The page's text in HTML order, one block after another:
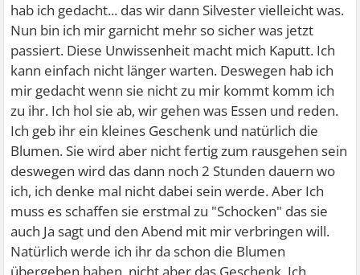
hab ich gedacht... das wir dann Silvester vielleicht was.
Nun bin ich mir garnicht mehr so sicher was jetzt
passiert. Diese Unwissenheit macht mich Kaputt. Ich
kann einfach nicht länger warten. Deswegen hab ich
mir gedacht wenn sie nicht zu mir kommt komm ich
zu ihr. Ich hol sie ab, wir gehen was Essen und reden.
Ich geb ihr ein kleines Geschenk und natürlich die
Blumen. Sie wird aber nicht fertig zum rausgehen sein
deswegen wird das dann noch 2 Stunden dauern wo
ich, ich denke mal nicht dabei sein werde. Aber Ich
muss es schaffen sie erstmal zu "Schocken" das sie
auch Ja sagt und den Abend mit mir verbringen will.
Natürlich werde ich ihr da schon die Blumen